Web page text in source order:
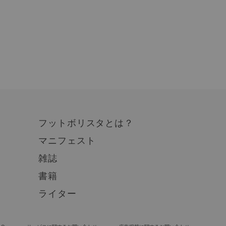
フットボリスタとは？
マニフェスト
雑誌
書籍
ライター